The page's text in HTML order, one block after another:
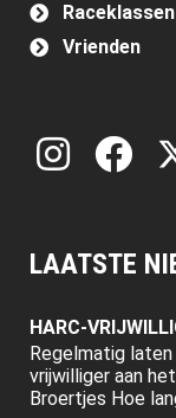
Raceklassen
Vrienden
LAATSTE
HARC-
Regelmatig
vrijwilliger aan
Broertjes Hoe